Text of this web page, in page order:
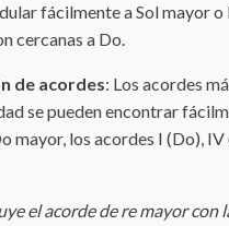
fácilmente a Sol mayor o
cercanas a Do.
de acordes: Los acordes
se pueden encontrar
mayor, los acordes I (Do), IV
el acorde de re mayor con